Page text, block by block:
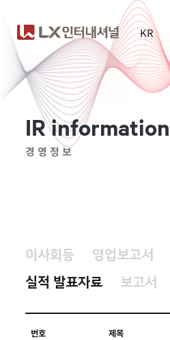
KR
IRinformation
경영정보
이사회등 영업보고서
실적 발표자료
보고서
번호 제목